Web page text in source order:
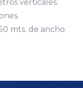
verticales.
mts. de ancho.